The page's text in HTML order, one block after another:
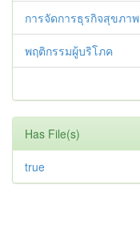
การจัดการธุรกิจสุขภาพ
พฤติกรรมผู้บริโภค
Has File(s)
true